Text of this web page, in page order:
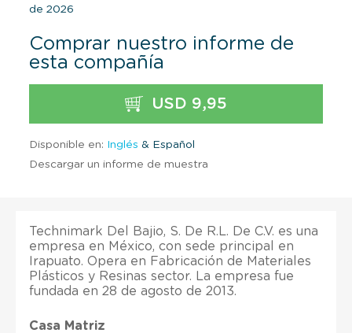
de 2026
Comprar nuestro informe de
esta compañía
USD 9,95
Disponible en: Inglés & Español
Descargar un informe de muestra
Technimark Del Bajio, S. De R.L. De C.V. es una
empresa en México, con sede principal en
Irapuato. Opera en Fabricación de Materiales
Plásticos y Resinas sector. La empresa fue
fundada en 28 de agosto de 2013.
Casa Matriz